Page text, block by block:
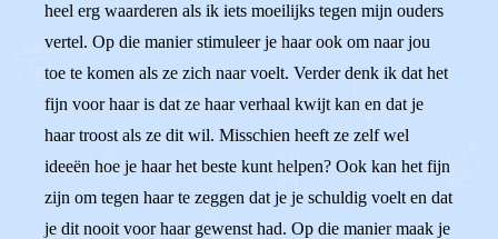
heel erg waarderen als ik iets moeilijks tegen mijn ouders
vertel. Op die manier stimuleer je haar ook om naar jou
toe te komen als ze zich naar voelt. Verder denk ik dat het
fijn voor haar is dat ze haar verhaal kwijt kan en dat je
haar troost als ze dit wil. Misschien heeft ze zelf wel
ideeën hoe je haar het beste kunt helpen? Ook kan het fijn
zijn om tegen haar te zeggen dat je je schuldig voelt en dat
je dit nooit voor haar gewenst had. Op die manier maak je